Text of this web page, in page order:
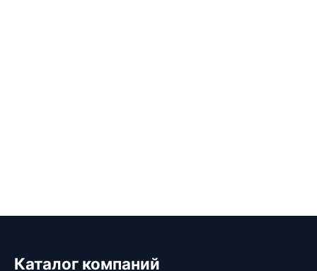
Каталог компаний